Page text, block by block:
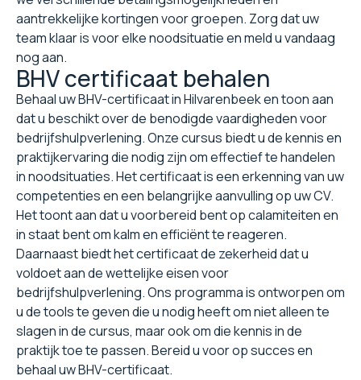
aantrekkelijke kortingen voor groepen. Zorg dat uw
team klaar is voor elke noodsituatie en meld u vandaag
nog aan.
BHV certificaat behalen
Behaal uw BHV-certificaat in Hilvarenbeek en toon aan
dat u beschikt over de benodigde vaardigheden voor
bedrijfshulpverlening. Onze cursus biedt u de kennis en
praktijkervaring die nodig zijn om effectief te handelen
in noodsituaties. Het certificaat is een erkenning van uw
competenties en een belangrijke aanvulling op uw CV.
Het toont aan dat u voorbereid bent op calamiteiten en
in staat bent om kalm en efficiënt te reageren.
Daarnaast biedt het certificaat de zekerheid dat u
voldoet aan de wettelijke eisen voor
bedrijfshulpverlening. Ons programma is ontworpen om
u de tools te geven die u nodig heeft om niet alleen te
slagen in de cursus, maar ook om die kennis in de
praktijk toe te passen. Bereid u voor op succes en
behaal uw BHV-certificaat.